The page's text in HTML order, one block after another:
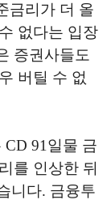
금리가 더 올
없다는 입장
증권사들도
버틸 수 없
91일물 금
를 인상한 뒤
니다. 금융투